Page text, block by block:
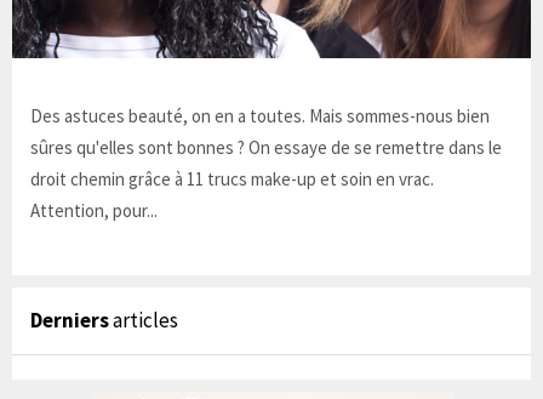
Des astuces beauté, on en a toutes. Mais sommes-nous bien
sûres qu'elles sont bonnes ? On essaye de se remettre dans le
droit chemin grâce à 11 trucs make-up et soin en vrac.
Attention, pour...
Derniersarticles